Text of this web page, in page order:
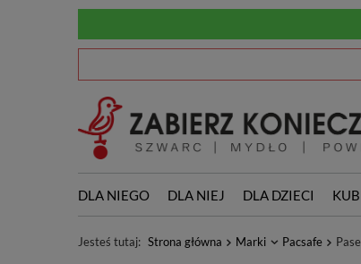
DLA NIEGO DLA NIEJ DLA DZIECI
Jesteś tutaj: Strona główna Marki Pacsafe